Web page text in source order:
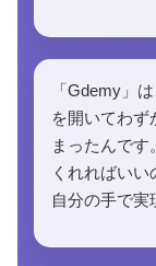
「Gdemy」
を開いてわず
まったんで
くれればい
自分の手で